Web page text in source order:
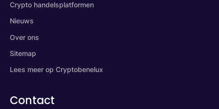
Crypto handelsplatformen
Nieuws
Over ons
Sitemap
Lees meer op Cryptobenelux
Contact